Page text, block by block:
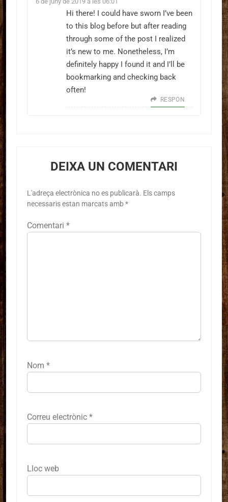
Hi there! I could have sworn I’ve been
to this blog before but after reading
through some of the post I realized
it’s new to me. Nonetheless, I’m
definitely happy I found it and I’ll be
bookmarking and checking back
often!
RESPON
DEIXA UN COMENTARI
L'adreça electrònica no es publicarà. Els camps
necessaris estan marcats amb *
Comentari *
Nom *
Correu electrònic *
Lloc web